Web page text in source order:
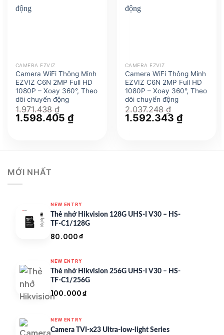
CAMERA EZVIZ
Camera WiFi Thông Minh
EZVIZ C6N 2MP Full HD
1080P – Xoay 360°, Theo
dõi chuyển động
1.971.438₫
Giá
gốc
1.598.405 ₫Giá
hiện
CAMERA EZVIZ
Camera WiFi Thông Minh
EZVIZ C6N 2MP Full HD
1080P – Xoay 360°, Theo
dõi chuyển động
2.037.248₫
Giá
gốc
1.592.343 ₫Giá
hiện
MỚI NHẤT
NEW ENTRY
Thẻ nhớ Hikvision 128G UHS-I V30 – HS-
TF-C1/128G
80.000₫
NEW ENTRY
Thẻ nhớ Hikvision 256G UHS-I V30 – HS-
TF-C1/256G
100.000₫
NEW ENTRY
Camera TVI-x23 Ultra-low-light Series